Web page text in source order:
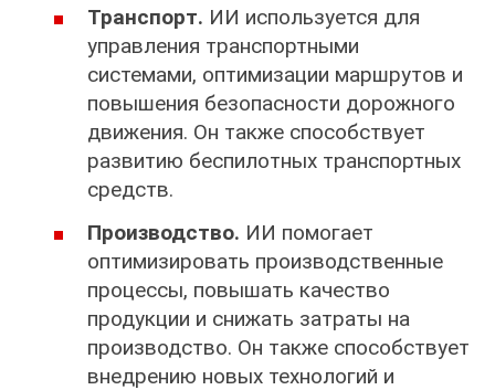
Транспорт. ИИ используется для
управления транспортными
системами, оптимизации маршрутов и
повышения безопасности дорожного
движения. Он также способствует
развитию беспилотных транспортных
средств.
Производство. ИИ помогает
оптимизировать производственные
процессы, повышать качество
продукции и снижать затраты на
производство. Он также способствует
внедрению новых технологий и